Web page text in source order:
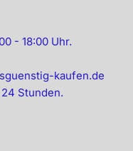
- 18:00 Uhr.
kaufen.de
Stunden.